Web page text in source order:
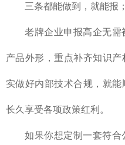
三条都能做到，就能报
老牌企业申报高企无
产品外形，重点补齐知识
实做好内部技术合规，就能
长久享受各项政策红利。
如果你想定制一套符